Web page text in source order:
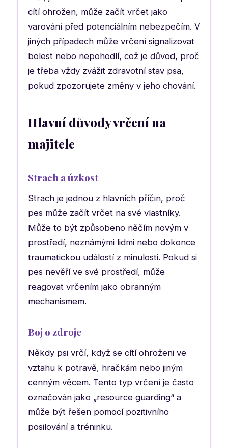
cítí ohrožen, může začít vrčet jako
varování před potenciálním nebezpečím. V
jiných případech může vrčení signalizovat
bolest nebo nepohodlí, což je důvod, proč
je třeba vždy zvážit zdravotní stav psa,
pokud zpozorujete změny v jeho chování.
Hlavní důvody vrčení na
majitele
Strach a úzkost
Strach je jednou z hlavních příčin, proč
pes může začít vrčet na své vlastníky.
Může to být způsobeno něčím novým v
prostředí, neznámými lidmi nebo dokonce
traumatickou událostí z minulosti. Pokud si
pes nevěří ve své prostředí, může
reagovat vrčením jako obranným
mechanismem.
Boj o zdroje
Někdy psi vrčí, když se cítí ohroženi ve
vztahu k potravě, hračkám nebo jiným
cenným věcem. Tento typ vrčení je často
označován jako „resource guarding“ a
může být řešen pomocí pozitivního
posilování a tréninku.